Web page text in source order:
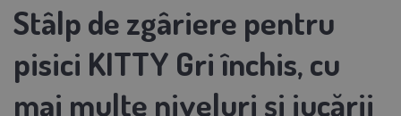
Stâlp de zgâriere pentru
pisici KITTY Gri închis, cu
mai multe niveluri și jucării